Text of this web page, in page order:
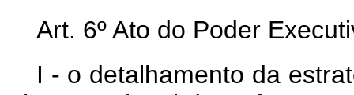
Art. 6º Ato do Poder
I - o detalhamento da